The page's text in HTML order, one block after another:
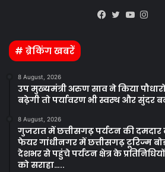
# ब्रेकिंग खबरें
8 August, 2026
उप मुख्यमंत्री अरुण साव ने किया
बढ़ेगी तो पर्यावरण भी स्वस्थ और सुंदर
8 August, 2026
गुजरात में छत्तीसगढ़ पर्यटन की दमदार
फेयर गांधीनगर में छत्तीसगढ़ टूरिज्म
देशभर से पहुंचे पर्यटन क्षेत्र के
को सराहा…..